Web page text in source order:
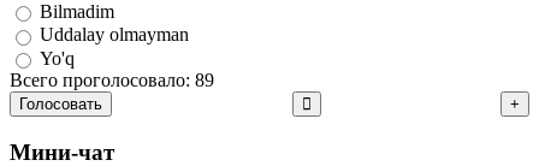
Bilmadim
Uddalay olmayman
Yo'q
Всего проголосовало: 89
Голосовать
Мини-чат